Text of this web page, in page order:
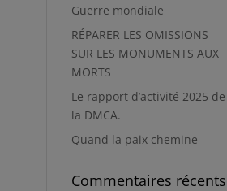
Guerre mondiale
RÉPARER LES OMISSIONS
SUR LES MONUMENTS AUX
MORTS
Le rapport d’activité 2025 de
la DMCA.
Quand la paix chemine
Commentaires récents